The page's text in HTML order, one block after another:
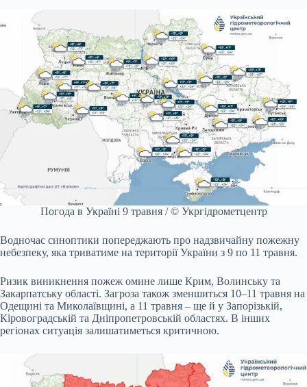
Погода в Україні 9 травня / © Укргідрометцентр
Водночас синоптики попереджають про надзвичайну пожежну
небезпеку, яка триватиме на території України з 9 по 11 травня.
Ризик виникнення пожеж омине лише Крим, Волинську та
Закарпатську області. Загроза також зменшиться 10–11 травня на
Одещині та Миколаївщині, а 11 травня – ще й у Запорізькій,
Кіровоградській та Дніпропетровській областях. В інших
регіонах ситуація залишатиметься критичною.